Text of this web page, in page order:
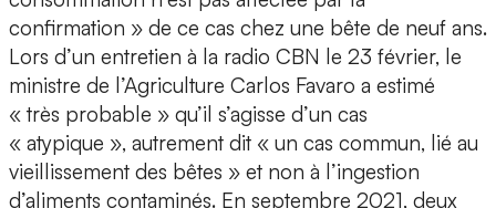
confirmation » de ce cas chez une bête de neuf ans.
Lors d’un entretien à la radio CBN le 23 février, le
ministre de l’Agriculture Carlos Favaro a estimé
« très probable » qu’il s’agisse d’un cas
« atypique », autrement dit « un cas commun, lié au
vieillissement des bêtes » et non à l’ingestion
d’aliments contaminés. En septembre 2021, deux